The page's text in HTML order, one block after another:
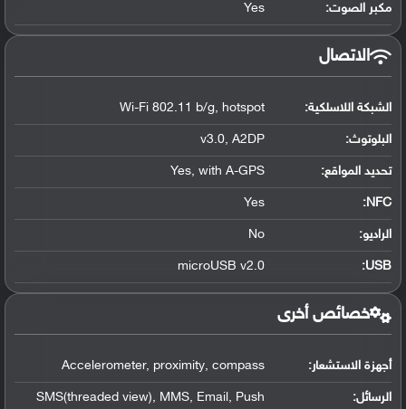
مكبر الصوت: Yes
الاتصال
الشبكة اللاسلكية: Wi-Fi 802.11 b/g, hotspot
البلوتوث:
v3.0, A2DP
تحديد المواقع:
Yes, with A-GPS
NFC
:
Yes
الراديو: No
USB
:
microUSB v2.0
خصائص أخرى
أجهزة الاستشعار: Accelerometer, proximity, compass
الرسائل:
SMS(threaded view), MMS, Email, Push